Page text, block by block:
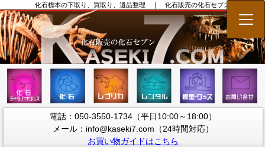
化石標本の下取り、買取り、遺品整理 ｜ 化石販売の化石セブン
メ
電話：050-3550-1734（平日10:00～18:00）
メール：info@kaseki7.com（24時間対応）
お買い物ガイドはこちら